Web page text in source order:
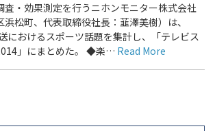
査・効果測定を行うニホンモニター株式会社
浜松町、代表取締役社長：韮澤美樹）は、
におけるスポーツ話題を集計し、「テレビス
」にまとめた。 ◆楽… Read More